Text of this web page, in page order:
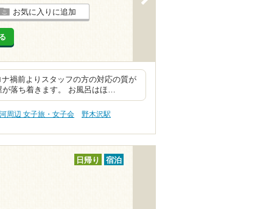
お気に入りに追加
禍前よりスタッフの方の対応の質が
が落ち着きます。 お風呂はほ…
周辺 女子旅・女子会
野木沢駅
日帰り 宿泊